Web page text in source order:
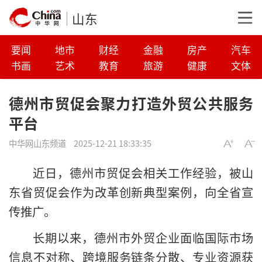
山东
要闻 地市 财经 金融 房产
汽车
书画
艺术 教育 旅游 健康 文体
德州市贸促会聚力打造外贸公共服务
平台
中华网山东频道 2025-12-21 18:33:35
近日，德州市贸促会相关工作经验，被山
东省贸促会作为改革创新典型案例，向全省宣
传推广。
长期以来，德州市外贸企业面临国际市场
信息不对称、跨境服务链条分散、专业资源获